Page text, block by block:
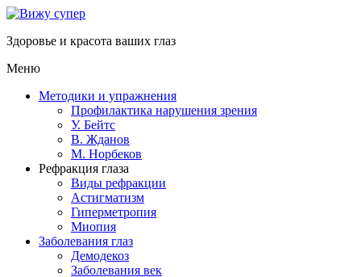
Здоровье и красота ваших глаз
Меню
Методики и упражнения
Профилактика нарушения зрения
У. Бейтс
В. Жданов
М. Норбеков
Рефракция глаза
Виды рефракции
Астигматизм
Гиперметропия
Миопия
Заболевания глаз
Демодекоз
Заболевания век